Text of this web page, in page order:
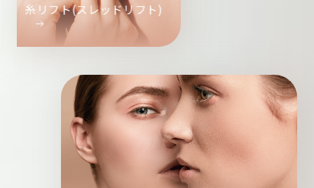
糸リフト(スレッドリフト)